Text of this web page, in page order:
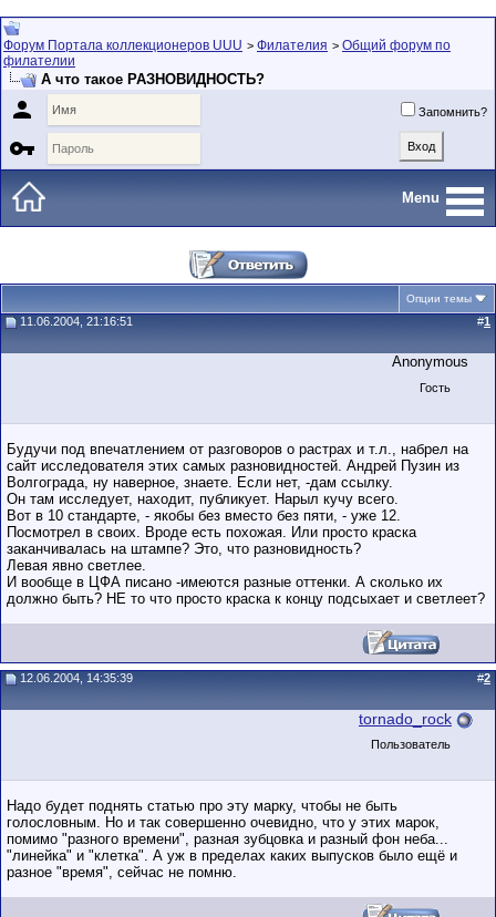
Форум Портала коллекционеров UUU > Филателия > Общий форум по
филателии
А что такое РАЗНОВИДНОСТЬ?
 Запомнить?

Menu
Опции темы
11.06.2004, 21:16:51 #1
Anonymous
Гость
Будучи под впечатлением от разговоров о растрах и т.л., набрел на
сайт исследователя этих самых разновидностей. Андрей Пузин из
Волгограда, ну наверное, знаете. Если нет, -дам ссылку.
Он там исследует, находит, публикует. Нарыл кучу всего.
Вот в 10 стандарте, - якобы без вместо без пяти, - уже 12.
Посмотрел в своих. Вроде есть похожая. Или просто краска
заканчивалась на штампе? Это, что разновидность?
Левая явно светлее.
И вообще в ЦФА писано -имеются разные оттенки. А сколько их
должно быть? НЕ то что просто краска к концу подсыхает и светлеет?
12.06.2004, 14:35:39 #2
tornado_rock
Пользователь
Надо будет поднять статью про эту марку, чтобы не быть
голословным. Но и так совершенно очевидно, что у этих марок,
помимо "разного времени", разная зубцовка и разный фон неба...
"линейка" и "клетка". А уж в пределах каких выпусков было ещё и
разное "время", сейчас не помню.